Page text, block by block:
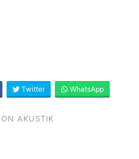
Twitter WhatsApp
AKUSTIK